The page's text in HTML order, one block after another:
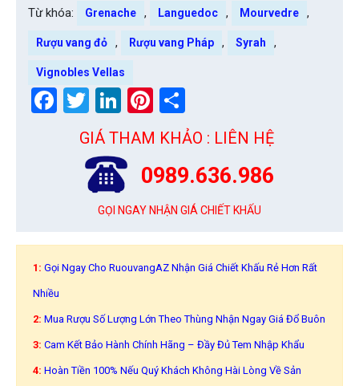
Từ khóa: Grenache , Languedoc , Mourvedre ,
Rượu vang đỏ , Rượu vang Pháp , Syrah ,
Vignobles Vellas
Facebook
Twitter
LinkedIn
Pinterest
GIÁ THAM KHẢO : LIÊN HỆ
0989.636.986
GỌI NGAY NHẬN GIÁ CHIẾT KHẤU
1: Gọi Ngay Cho RuouvangAZ Nhận Giá Chiết Khấu Rẻ Hơn Rất
Nhiều
2: Mua Rượu Số Lượng Lớn Theo Thùng Nhận Ngay Giá Đổ Buôn
3: Cam Kết Bảo Hành Chính Hãng – Đầy Đủ Tem Nhập Khẩu
4: Hoàn Tiền 100% Nếu Quý Khách Không Hài Lòng Về Sản